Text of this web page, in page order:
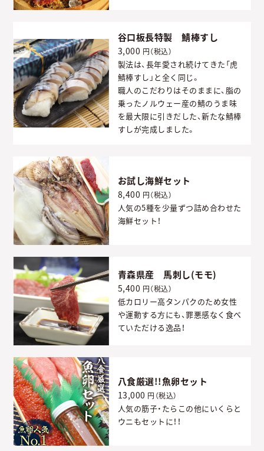
谷口板長特製 鯖棒すし
3,000 円（税込）
製法は、長年愛され続けてきた「虎
鯖棒すし」と全く同じ。
職人のこだわりはそのままに、脂の
乗ったノルウェー産の鯖のうま味
を最大限に引きだした、新たな鯖棒
すしが完成しました。
お試し海鮮セット
8,400 円（税込）
人気の5種を少量ずつ詰め合わせた
海鮮セット！
青森県産 馬刺し(モモ)
5,400 円（税込）
低カロリー高タンパクのため女性
や運動する方にも、罪悪感なく食べ
ていただける逸品！
八食厳選!!魚卵セット
13,000 円（税込）
人気の筋子・たらこの他にいくらと
ウニもセットに！！